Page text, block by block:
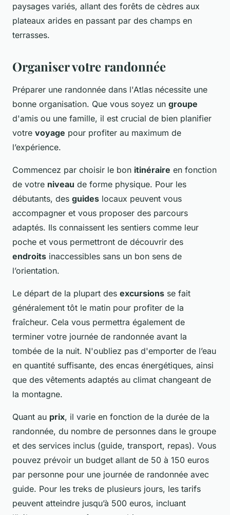
paysages variés, allant des forêts de cèdres aux
plateaux arides en passant par des champs en
terrasses.
Organiser votre randonnée
Préparer une randonnée dans l'Atlas nécessite une
bonne organisation. Que vous soyez un groupe
d'amis ou une famille, il est crucial de bien planifier
votre voyage pour profiter au maximum de
l’expérience.
Commencez par choisir le bon itinéraire en fonction
de votre niveau de forme physique. Pour les
débutants, des guides locaux peuvent vous
accompagner et vous proposer des parcours
adaptés. Ils connaissent les sentiers comme leur
poche et vous permettront de découvrir des
endroits inaccessibles sans un bon sens de
l’orientation.
Le départ de la plupart des excursions se fait
généralement tôt le matin pour profiter de la
fraîcheur. Cela vous permettra également de
terminer votre journée de randonnée avant la
tombée de la nuit. N'oubliez pas d'emporter de l’eau
en quantité suffisante, des encas énergétiques, ainsi
que des vêtements adaptés au climat changeant de
la montagne.
Quant au prix, il varie en fonction de la durée de la
randonnée, du nombre de personnes dans le groupe
et des services inclus (guide, transport, repas). Vous
pouvez prévoir un budget allant de 50 à 150 euros
par personne pour une journée de randonnée avec
guide. Pour les treks de plusieurs jours, les tarifs
peuvent atteindre jusqu’à 500 euros, incluant